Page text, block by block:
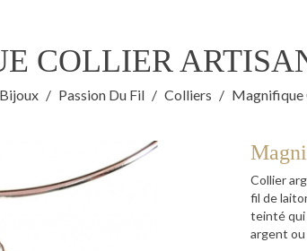
COLLIER
Bijoux Passion Du Fil Colliers Magnifique
Collier
fil de
teinté qui
argent